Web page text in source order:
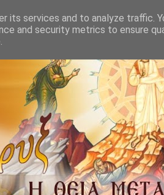
its services and to analyze traffic.
and security metrics to ensure